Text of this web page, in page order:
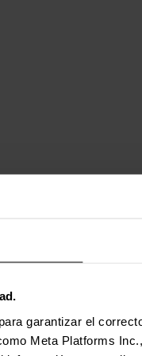
garantizar el
Meta Platforms